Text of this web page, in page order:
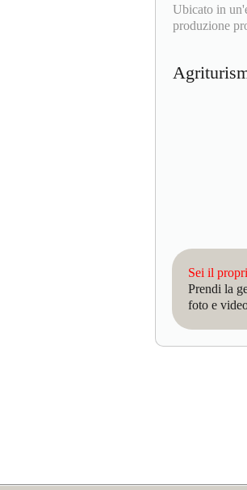
Ubicato in
produzione
Sei il
Prendi la
foto e